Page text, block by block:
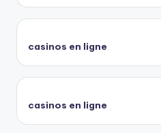
casinos en ligne
casinos en ligne